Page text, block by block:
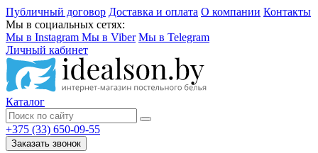
Публичный договор Доставка и оплата О компании Контакты
Мы в социальных сетях:
Мы в Instagram Мы в Viber Мы в Telegram
Личный кабинет
Каталог
+375 (33) 650-09-55
Заказать звонок